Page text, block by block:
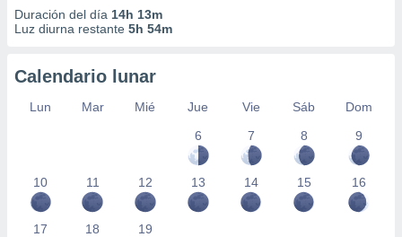
Duración del día 14h 13m
Luz diurna restante 5h 54m
Calendario lunar
Lun Mar Mié Jue Vie Sáb
Dom
6
7 8 9
10 11 12 13 14 15 16
17 18 19